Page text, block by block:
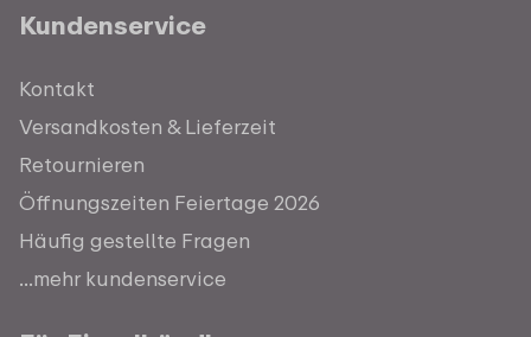
Kundenservice
Kontakt
Versandkosten & Lieferzeit
Retournieren
Öffnungszeiten Feiertage 2026
Häufig gestellte Fragen
...mehr kundenservice